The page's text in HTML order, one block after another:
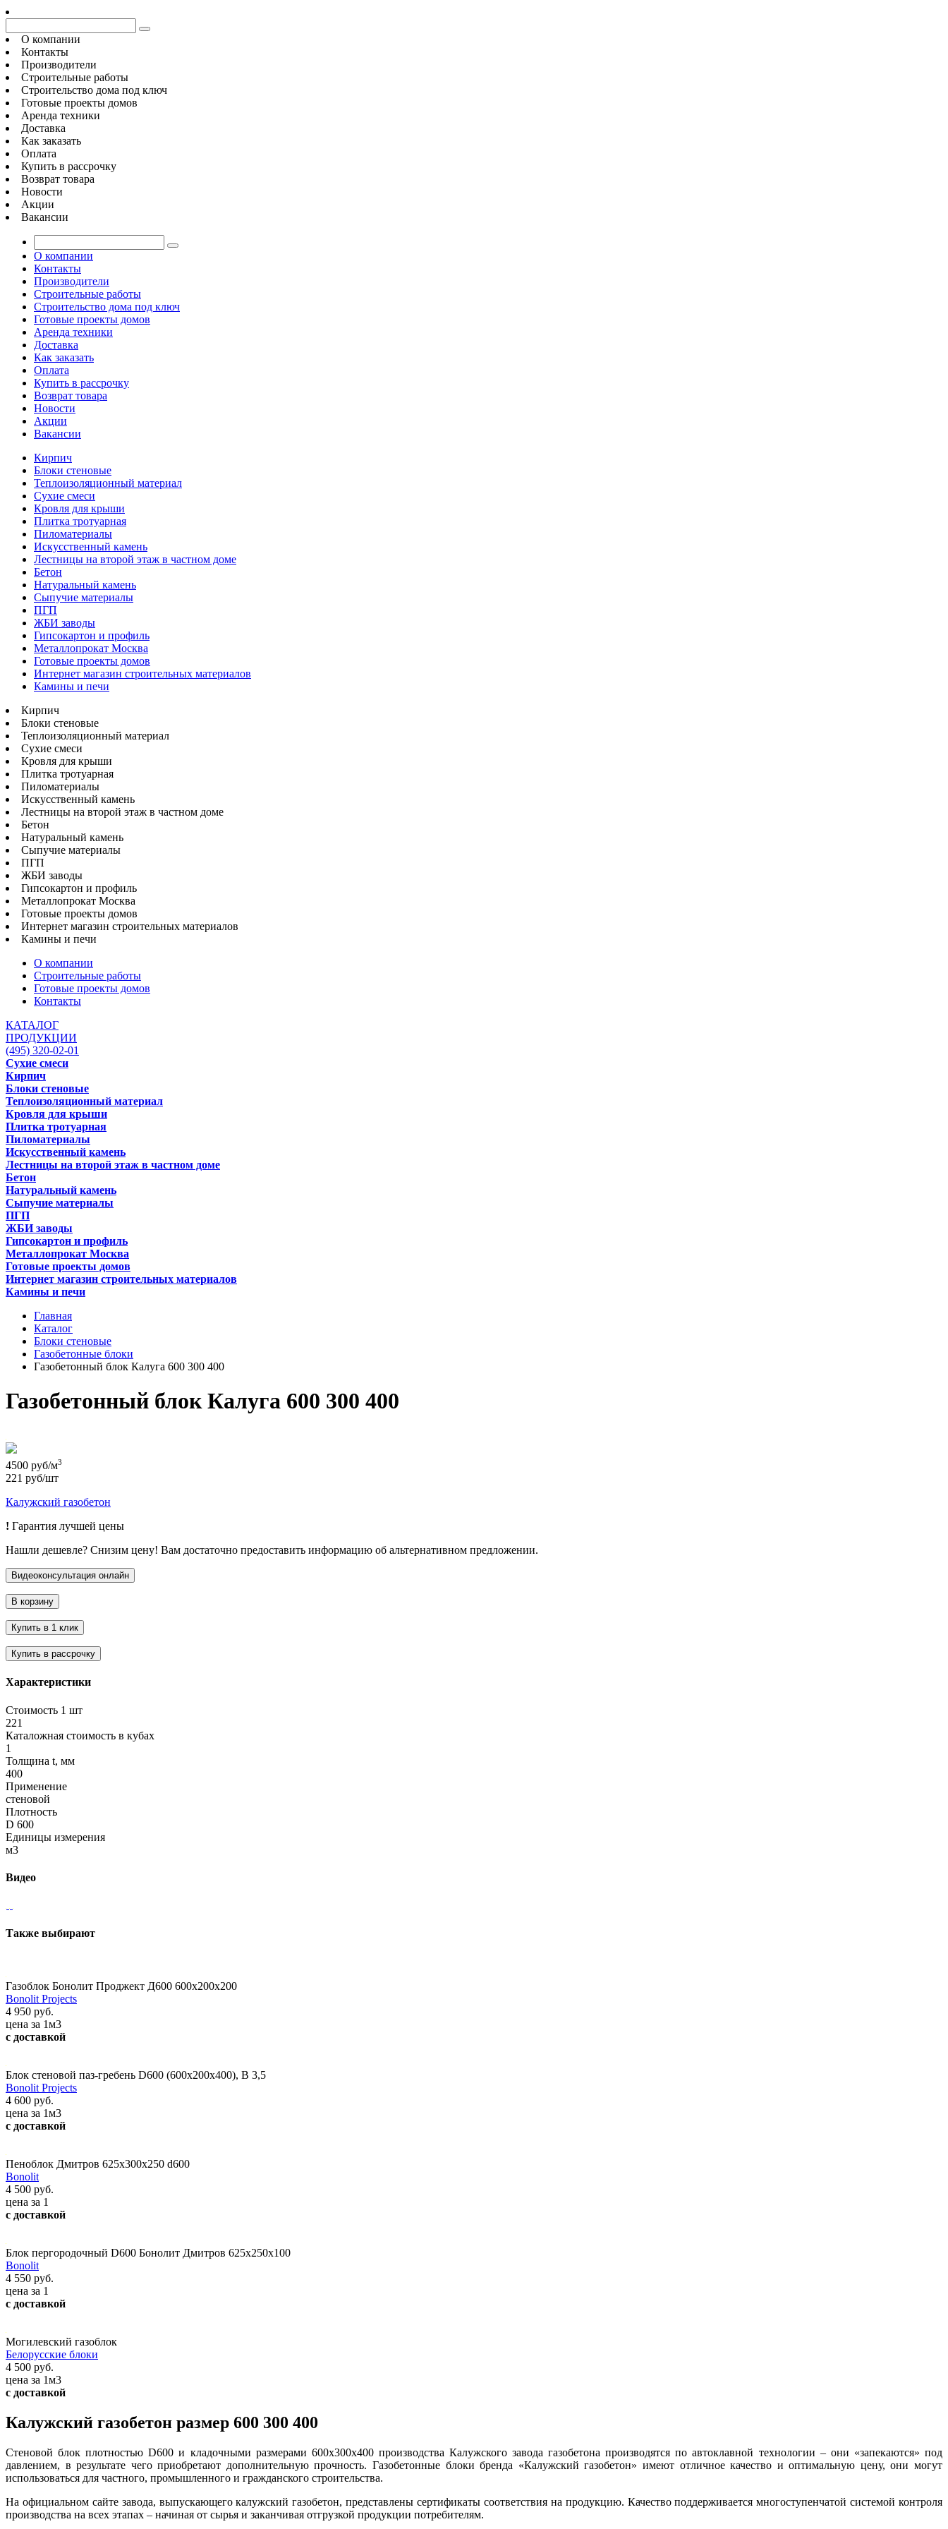
О компании
Контакты
Производители
Строительные работы
Строительство дома под ключ
Готовые проекты домов
Аренда техники
Доставка
Как заказать
Оплата
Купить в рассрочку
Возврат товара
Новости
Акции
Вакансии
О компании
Контакты
Производители
Строительные работы
Строительство дома под ключ
Готовые проекты домов
Аренда техники
Доставка
Как заказать
Оплата
Купить в рассрочку
Возврат товара
Новости
Акции
Вакансии
Кирпич
Блоки стеновые
Теплоизоляционный материал
Сухие смеси
Кровля для крыши
Плитка тротуарная
Пиломатериалы
Искусственный камень
Лестницы на второй этаж в частном доме
Бетон
Натуральный камень
Сыпучие материалы
ПГП
ЖБИ заводы
Гипсокартон и профиль
Металлопрокат Москва
Готовые проекты домов
Интернет магазин строительных материалов
Камины и печи
Кирпич
Блоки стеновые
Теплоизоляционный материал
Сухие смеси
Кровля для крыши
Плитка тротуарная
Пиломатериалы
Искусственный камень
Лестницы на второй этаж в частном доме
Бетон
Натуральный камень
Сыпучие материалы
ПГП
ЖБИ заводы
Гипсокартон и профиль
Металлопрокат Москва
Готовые проекты домов
Интернет магазин строительных материалов
Камины и печи
О компании
Строительные работы
Готовые проекты домов
Контакты
КАТАЛОГ
ПРОДУКЦИИ
(495) 320-02-01
Сухие смеси
Кирпич
Блоки стеновые
Теплоизоляционный материал
Кровля для крыши
Плитка тротуарная
Пиломатериалы
Искусственный камень
Лестницы на второй этаж в частном доме
Бетон
Натуральный камень
Сыпучие материалы
ПГП
ЖБИ заводы
Гипсокартон и профиль
Металлопрокат Москва
Готовые проекты домов
Интернет магазин строительных материалов
Камины и печи
Главная
Каталог
Блоки стеновые
Газобетонные блоки
Газобетонный блок Калуга 600 300 400
Газобетонный блок Калуга 600 300 400
4500 руб/м3
221 руб/шт
Калужский газобетон
! Гарантия лучшей цены
Нашли дешевле? Снизим цену! Вам достаточно предоставить информацию об альтернативном предложении.
Характеристики
Стоимость 1 шт
221
Каталожная стоимость в кубах
1
Толщина t, мм
400
Применение
стеновой
Плотность
D 600
Единицы измерения
м3
Видео
Также выбирают
Газоблок Бонолит Проджект Д600 600х200х200
Bonolit Projects
4 950 руб.
цена за 1м3
с доставкой
Блок стеновой паз-гребень D600 (600х200х400), В 3,5
Bonolit Projects
4 600 руб.
цена за 1м3
с доставкой
Пеноблок Дмитров 625х300х250 d600
Bonolit
4 500 руб.
цена за 1
с доставкой
Блок пергородочный D600 Бонолит Дмитров 625х250х100
Bonolit
4 550 руб.
цена за 1
с доставкой
Могилевский газоблок
Белорусские блоки
4 500 руб.
цена за 1м3
с доставкой
Калужский газобетон размер 600 300 400
Стеновой блок плотностью D600 и кладочными размерами 600x300x400 производства Калужского завода газобетона производятся по автоклавной технологии – они «запекаются» под
давлением, в результате чего приобретают дополнительную прочность. Газобетонные блоки бренда «Калужский газобетон» имеют отличное качество и оптимальную цену, они могут
использоваться для частного, промышленного и гражданского строительства.
На официальном сайте завода, выпускающего калужский газобетон, представлены сертификаты соответствия на продукцию. Качество поддерживается многоступенчатой системой контроля
производства на всех этапах – начиная от сырья и заканчивая отгрузкой продукции потребителям.